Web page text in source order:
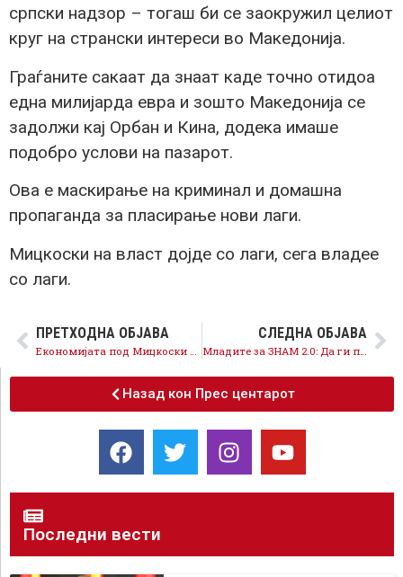
српски надзор – тогаш би се заокружил целиот
круг на странски интереси во Македонија.
Граѓаните сакаат да знаат каде точно отидоа
една милијарда евра и зошто Македонија се
задолжи кај Орбан и Кина, додека имаше
подобро услови на пазарот.
Ова е маскирање на криминал и домашна
пропаганда за пласирање нови лаги.
Мицкоски на власт дојде со лаги, сега владее
со лаги.
ПРЕТХОДНА ОБЈАВА
Економијата под Мицкоски е во слободен пад: Странските инвестиции паднаа за 61%, потрошувачката кошничка поскапе за 10.000 денари, а индустријата тоне
СЛЕДНА ОБЈАВА
Младите за ЗНАМ 2.0: Да ги погледнеме во очи оние кои зад затворени врати ја кројат нашата иднина
Назад кон Прес центарот
Последни вести